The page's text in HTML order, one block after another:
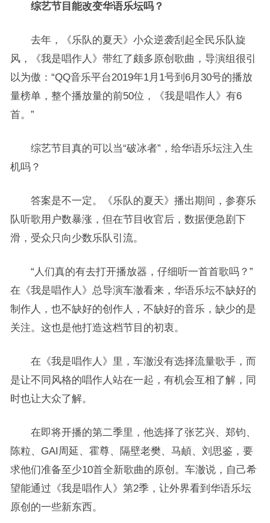
综艺节目能改变华语乐坛吗？
去年，《乐队的夏天》小众逆袭刮起全民乐队旋
风，《我是唱作人》带红了颇多原创歌曲，导演组很引
以为傲：“QQ音乐平台2019年1月1号到6月30号的播放
量榜单，整个播放量的前50位，《我是唱作人》有6
首。”
综艺节目真的可以当“破冰者”，给华语乐坛注入生
机吗？
答案是不一定。《乐队的夏天》播出期间，参赛乐
队听歌用户数暴涨，但在节目收官后，数据便急剧下
滑，受众只向少数乐队引流。
“人们真的有去打开播放器，仔细听一首首歌吗？”
在《我是唱作人》总导演车澈看来，华语乐坛不缺好的
制作人，也不缺好的创作人，不缺好的音乐，缺少的是
关注。这也是他打造这档节目的初衷。
在《我是唱作人》里，车澈没有选择流量歌手，而
是让不同风格的唱作人站在一起，有机会互相了解，同
时也让大众了解。
在即将开播的第二季里，他选择了张艺兴、郑钧、
陈粒、GAI周延、霍尊、隔壁老樊、马頔、刘思鉴，要
求他们准备至少10首全新歌曲的原创。车澈说，自己希
望能通过《我是唱作人》第2季，让外界看到华语乐坛
原创的一些新东西。